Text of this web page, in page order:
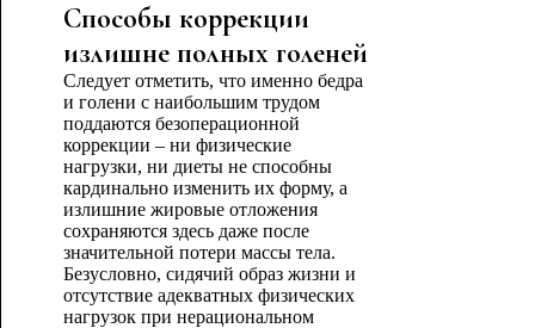
Способы коррекции
излишне полных голеней
Следует отметить, что именно бедра
и голени с наибольшим трудом
поддаются безоперационной
коррекции – ни физические
нагрузки, ни диеты не способны
кардинально изменить их форму, а
излишние жировые отложения
сохраняются здесь даже после
значительной потери массы тела.
Безусловно, сидячий образ жизни и
отсутствие адекватных физических
нагрузок при нерациональном